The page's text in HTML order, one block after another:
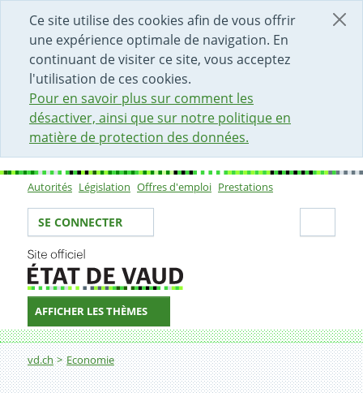
Ce site utilise des cookies afin de vous offrir
une expérience optimale de navigation. En
continuant de visiter ce site, vous acceptez
l'utilisation de ces cookies.
Pour en savoir plus sur comment les
désactiver, ainsi que sur notre politique en
matière de protection des données.
DÉBUT DU CONTENU DE LA PAGE
ACCÈS AU CHAMP DE RECHERCHE
PAGE D'ACCUEIL
FORMULAIRE DE CONTACT
Sous-navigation
Autorités Législation Offres d'emploi Prestations
Votre identité
SE CONNECTER
AFFICHER LES THÈMES
Fil d'Ariane
vd.ch Economie
Organiser une manifestation